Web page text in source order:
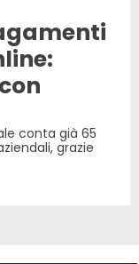
conta già 65
grazie